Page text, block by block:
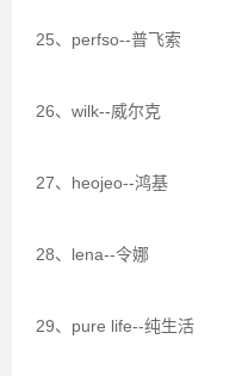
25、perfso--普飞索
26、wilk--威尔克
27、heojeo--鸿基
28、lena--令娜
29、pure life--纯生活